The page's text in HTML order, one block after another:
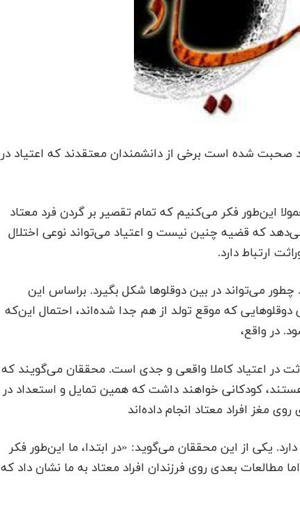
صحبت شده است برخی از دانشمندان معتقدند که اعتیاد در
این‌طور فکر می‌کنیم که تمام تقصیر بر گردن فرد معتاد
که قضیه چنین نیست و اعتیاد می‌تواند نوعی اختلال
ارتباط دارد.
می‌تواند در بین دوقلوها شکل بگیرد. براساس این
دوقلوهایی که موقع تولد از هم جدا شده‌اند، احتمال این‌که
در واقع،
در اعتیاد کاملا واقعی و جدی است. محققان می‌گویند که
کودکانی خواهند داشت که همین تمایل و استعداد در
مغز افراد معتاد انجام داده‌اند
یکی از این محققان می‌گوید: «در ابتدا، ما این‌طور فکر
بعدی روی فرزندان افراد معتاد به ما نشان داد که